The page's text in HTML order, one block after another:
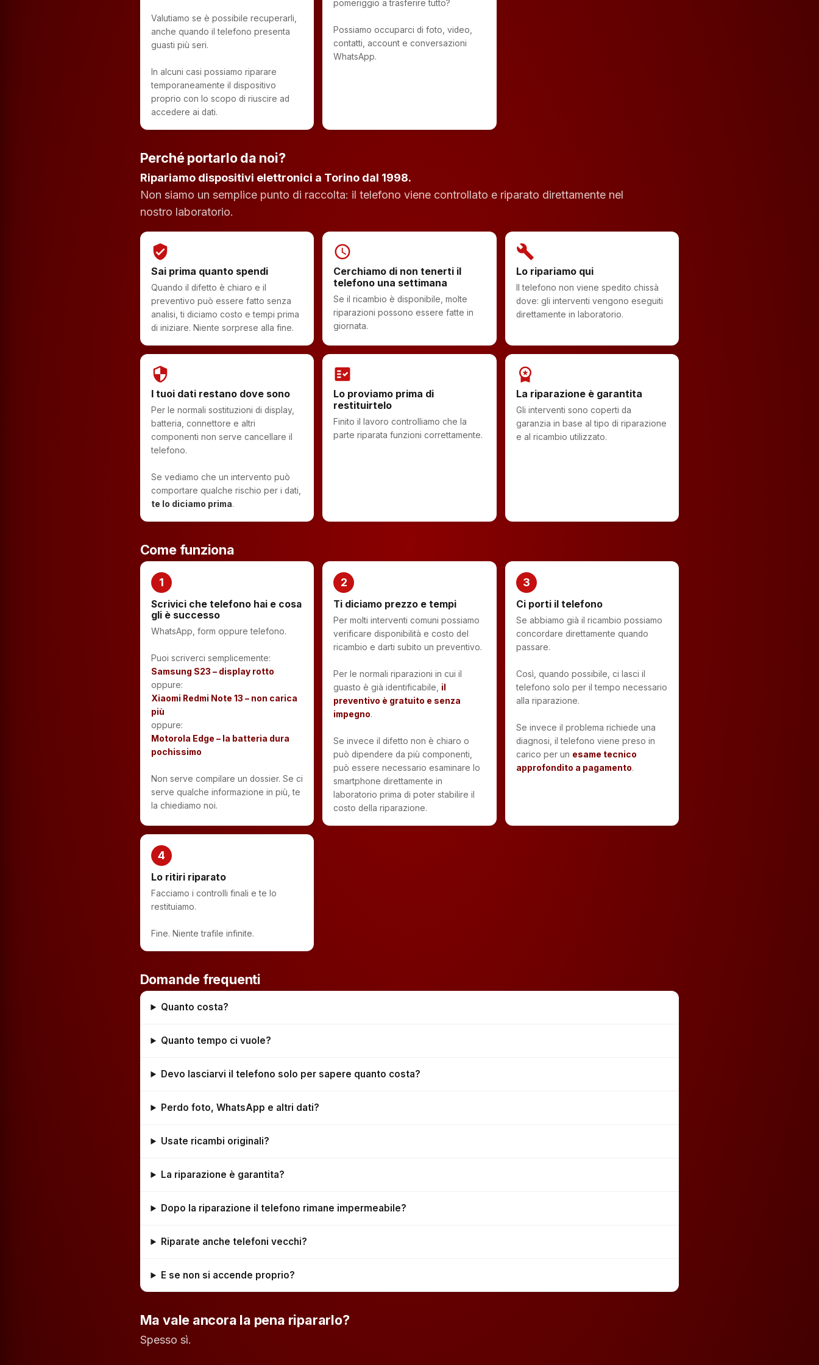
Valutiamo se è possibile recuperarli,
anche quando il telefono presenta
guasti più seri.
In alcuni casi possiamo riparare
temporaneamente il dispositivo
proprio con lo scopo di riuscire ad
accedere ai dati.
pomeriggio a trasferire tutto?
Possiamo occuparci di foto, video,
contatti, account e conversazioni
WhatsApp.
Perché portarlo da noi?
Ripariamo dispositivi elettronici a Torino dal 1998.
Non siamo un semplice punto di raccolta: il telefono viene controllato e riparato direttamente nel
nostro laboratorio.
verified_user
Sai prima quanto spendi
Quando il difetto è chiaro e il
preventivo può essere fatto senza
analisi, ti diciamo costo e tempi prima
di iniziare. Niente sorprese alla fine.
schedule
Cerchiamo di non tenerti il
telefono una settimana
Se il ricambio è disponibile, molte
riparazioni possono essere fatte in
giornata.
build
Lo ripariamo qui
Il telefono non viene spedito chissà
dove: gli interventi vengono eseguiti
direttamente in laboratorio.
security
I tuoi dati restano dove sono
Per le normali sostituzioni di display,
batteria, connettore e altri
componenti non serve cancellare il
telefono.
Se vediamo che un intervento può
comportare qualche rischio per i dati,
te lo diciamo prima.
fact_check
Lo proviamo prima di
restituirtelo
Finito il lavoro controlliamo che la
parte riparata funzioni correttamente.
workspace_premium
La riparazione è garantita
Gli interventi sono coperti da
garanzia in base al tipo di riparazione
e al ricambio utilizzato.
Come funziona
1
Scrivici che telefono hai e cosa
gli è successo
WhatsApp, form oppure telefono.
Puoi scriverci semplicemente:
Samsung S23 – display rotto
oppure:
Xiaomi Redmi Note 13 – non carica
più
oppure:
Motorola Edge – la batteria dura
pochissimo
Non serve compilare un dossier. Se ci
serve qualche informazione in più, te
la chiediamo noi.
2
Ti diciamo prezzo e tempi
Per molti interventi comuni possiamo
verificare disponibilità e costo del
ricambio e darti subito un preventivo.
Per le normali riparazioni in cui il
guasto è già identificabile, il
preventivo è gratuito e senza
impegno.
Se invece il difetto non è chiaro o
può dipendere da più componenti,
può essere necessario esaminare lo
smartphone direttamente in
laboratorio prima di poter stabilire il
costo della riparazione.
3
Ci porti il telefono
Se abbiamo già il ricambio possiamo
concordare direttamente quando
passare.
Così, quando possibile, ci lasci il
telefono solo per il tempo necessario
alla riparazione.
Se invece il problema richiede una
diagnosi, il telefono viene preso in
carico per un esame tecnico
approfondito a pagamento.
4
Lo ritiri riparato
Facciamo i controlli finali e te lo
restituiamo.
Fine. Niente trafile infinite.
Domande frequenti
Quanto costa?
Quanto tempo ci vuole?
Devo lasciarvi il telefono solo per sapere quanto costa?
Perdo foto, WhatsApp e altri dati?
Usate ricambi originali?
La riparazione è garantita?
Dopo la riparazione il telefono rimane impermeabile?
Riparate anche telefoni vecchi?
E se non si accende proprio?
Ma vale ancora la pena ripararlo?
Spesso sì.